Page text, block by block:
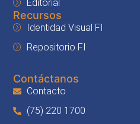
Editorial
Recursos
Identidad Visual FI
Repositorio FI
Contáctanos
Contacto
(75) 220 1700